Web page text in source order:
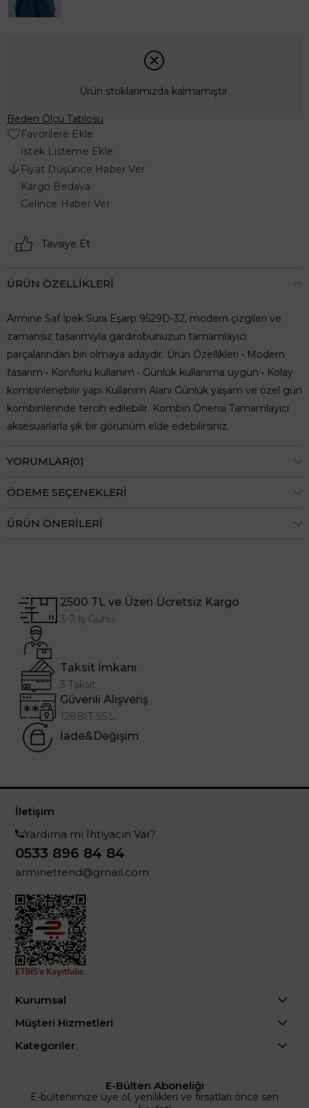
Ürün stoklarımızda kalmamıştır.
Beden Ölçü Tablosu
Favorilere Ekle
İstek Listeme Ekle
Fiyat Düşünce Haber Ver
Kargo Bedava
Gelince Haber Ver
Tavsiye Et
ÜRÜN ÖZELLIKLERI
Armine Saf İpek Sura Eşarp 9529D-32, modern çizgileri ve
zamansız tasarımıyla gardırobunuzun tamamlayıcı
parçalarından biri olmaya adaydır. Ürün Özellikleri • Modern
tasarım • Konforlu kullanım • Günlük kullanıma uygun • Kolay
kombinlenebilir yapı Kullanım Alanı Günlük yaşam ve özel gün
kombinlerinde tercih edilebilir. Kombin Önerisi Tamamlayıcı
aksesuarlarla şık bir görünüm elde edebilirsiniz.
YORUMLAR(0)
ÖDEME SEÇENEKLERI
ÜRÜN ÖNERILERI
2500 TL ve Üzeri Ücretsiz Kargo
3-7 İş Günü
Taksit İmkanı
3 Taksit
Güvenli Alışveriş
128BIT SSL
İade&Değişim
İletişim
Yardıma mı İhtiyacın Var?
0533 896 84 84
arminetrend@gmail.com
Kurumsal
Müşteri Hizmetleri
Kategoriler
E-Bülten Aboneliği
E-bültenimize üye ol, yenilikleri ve fırsatları önce sen